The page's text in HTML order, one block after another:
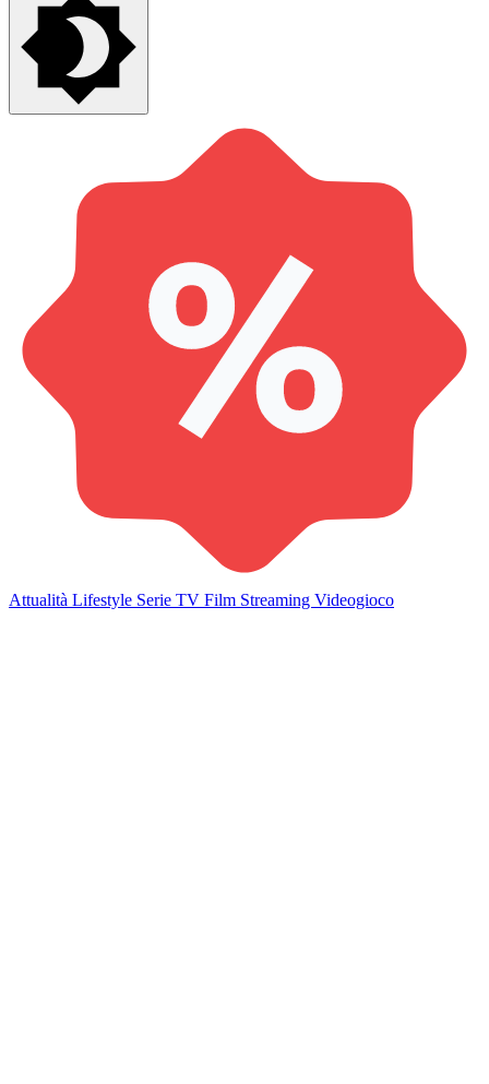
Attualità Lifestyle Serie TV Film Streaming Videogioco